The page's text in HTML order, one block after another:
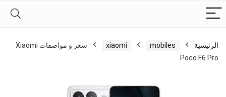
الرئيسية mobiles
xiaomi
سعر و مواصفات Xiaomi
Poco F6 Pro